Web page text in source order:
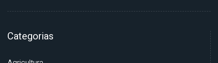
Categorias